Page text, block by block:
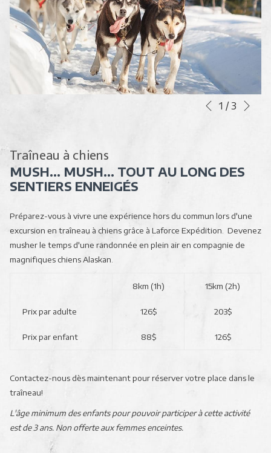
Traîneau à chiens
MUSH... MUSH... TOUT AU LONG DES
SENTIERS ENNEIGÉS
Préparez-vous à vivre une expérience hors du commun lors d'une
excursion en traîneau à chiens grâce à Laforce Expédition. Devenez
musher le temps d'une randonnée en plein air en compagnie de
magnifiques chiens Alaskan.
8km (1h) 15km (2h)
Prix par adulte 126$ 203$
Prix par enfant 88$ 126$
Contactez-nous dès maintenant pour réserver votre place dans le
traîneau!
L'âge minimum des enfants pour pouvoir participer à cette activité
est de 3 ans. Non offerte aux femmes enceintes.
Boutons
Le
actualisé
sur
les
liens
Précédent
1 /3